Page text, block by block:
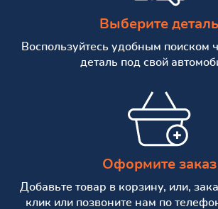
Выберите деталь
Воспользуйтесь удобным поиском
деталь под свой
Оформите заказ
Добавьте товар в корзину, или,
клик или позвоните нам по